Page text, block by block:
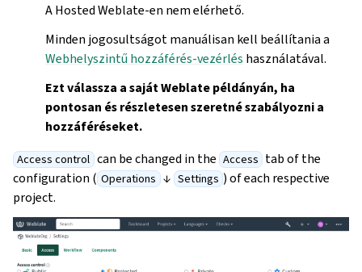
A Hosted Weblate-en nem elérhető.
Minden jogosultságot manuálisan kell beállítania a
Webhelyszintű hozzáférés-vezérlés használatával.
Ezt válassza a saját Weblate példányán, ha
pontosan és részletesen szeretné szabályozni a
hozzáféréseket.
Access control can be changed in the Access tab of the
configuration ( Operations ↓ Settings ) of each respective
project.